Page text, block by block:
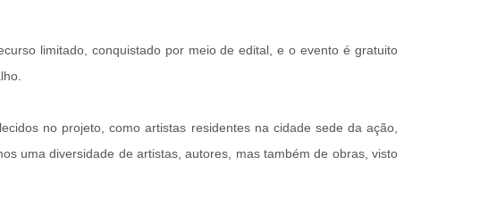
limitado, conquistado por meio de edital, e o evento é gratuito
no projeto, como artistas residentes na cidade sede da ação,
uma diversidade de artistas, autores, mas também de obras, visto